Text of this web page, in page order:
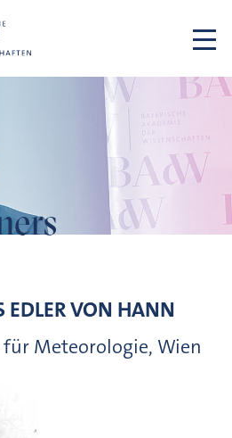
EDLER VON HANN
für Meteorologie, Wien